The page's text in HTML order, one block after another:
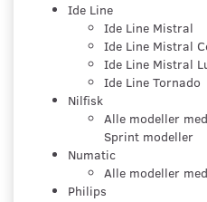
Ide Line
Ide Line Mistral
Ide Line Mistral
Ide Line Mistral
Ide Line Tornado
Nilfisk
Alle modeller
Sprint modeller
Numatic
Alle modeller
Philips